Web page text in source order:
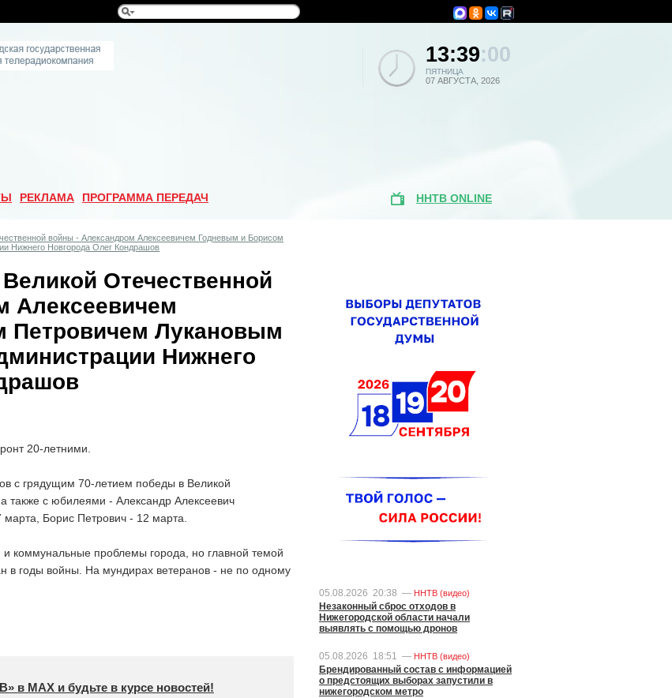
13:39:00
ПЯТНИЦА
07 АВГУСТА, 2026
РЕКЛАМА ПРОГРАММА ПЕРЕДАЧ ННТВ ONLINE
войны - Александром Алексеевичем Годневым и Борисом
Нижнего Новгорода Олег Кондрашов
Отечественной
Алексеевичем
Петровичем Лукановым
Нижнего
20-летними.
с грядущим 70-летием победы в Великой
также с юбилеями - Александр Алексеевич
Борис Петрович - 12 марта.
коммунальные проблемы города, но главной темой
в годы войны. На мундирах ветеранов - не по одному
в МАХ и будьте в курсе новостей!
05.08.2026 20:38 — ННТВ (видео)
Незаконный сброс отходов в
Нижегородской области начали
выявлять с помощью дронов
05.08.2026 18:51 — ННТВ (видео)
Брендированный состав с информацией
о предстоящих выборах запустили в
нижегородском метро